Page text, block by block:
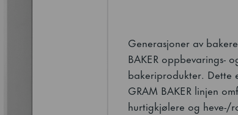
Generasjoner av
BAKER oppbevarings-
bakeriprodukter. Dette
GRAM BAKER linjen
hurtigkjølere og heve-/